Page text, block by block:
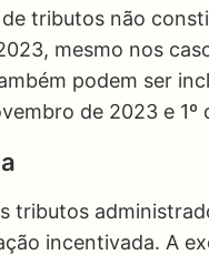
tributos não
mesmo nos
podem ser
de 2023 e 1º
tributos
incentivada. A